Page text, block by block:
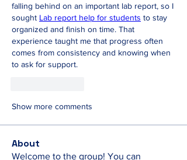
falling behind on an important lab report, so I
sought Lab report help for students to stay
organized and finish on time. That
experience taught me that progress often
comes from consistency and knowing when
to ask for support.
Show more comments
About
Welcome to the group! You can